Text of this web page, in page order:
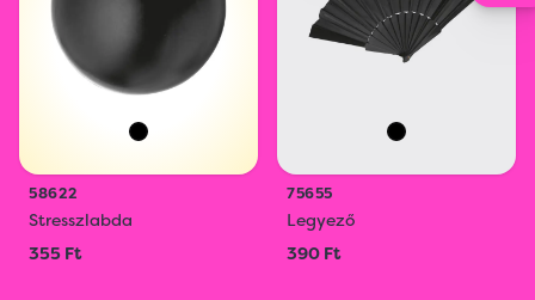
58622
Stresszlabda
355 Ft
75655
Legyező
390 Ft